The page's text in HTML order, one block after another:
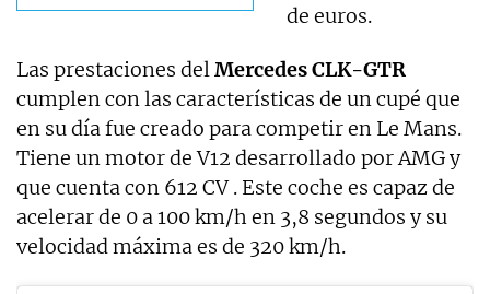
de euros.
Las prestaciones delMercedes CLK-GTR
cumplen con las características de un cupé que
en su día fue creado para competir en Le Mans.
Tiene un motor de V12 desarrollado por AMG y
que cuenta con 612 CV . Este coche es capaz de
acelerar de 0 a 100 km/h en 3,8 segundos y su
velocidad máxima es de 320 km/h.